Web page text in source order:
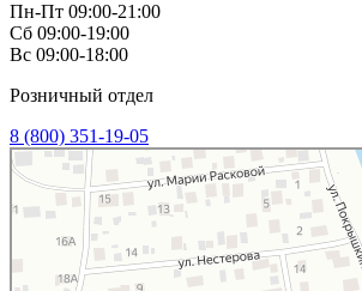
Пн-Пт 09:00-21:00
Сб 09:00-19:00
Вс 09:00-18:00
Розничный отдел
8 (800) 351-19-05